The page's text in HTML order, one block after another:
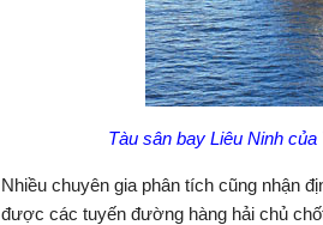
Tàu sân bay Liêu Ninh
Nhiều chuyên gia phân tích cũng nhận
được các tuyến đường hàng hải chủ